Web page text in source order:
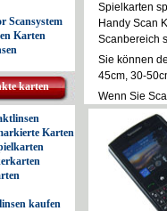
Scansystem
Karten
karten
Karten
kaufen
Spielkarten
Handy Scan
Scanbereich
Sie können
45cm, 30-
Wenn Sie